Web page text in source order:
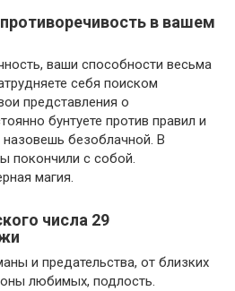
в вашем
ваши способности весьма
себя поиском
представления о
бунтуете против правил и
назовешь безоблачной. В
покончили с собой.
магия.
числа 29
и предательства, от близких
любимых, подлость.